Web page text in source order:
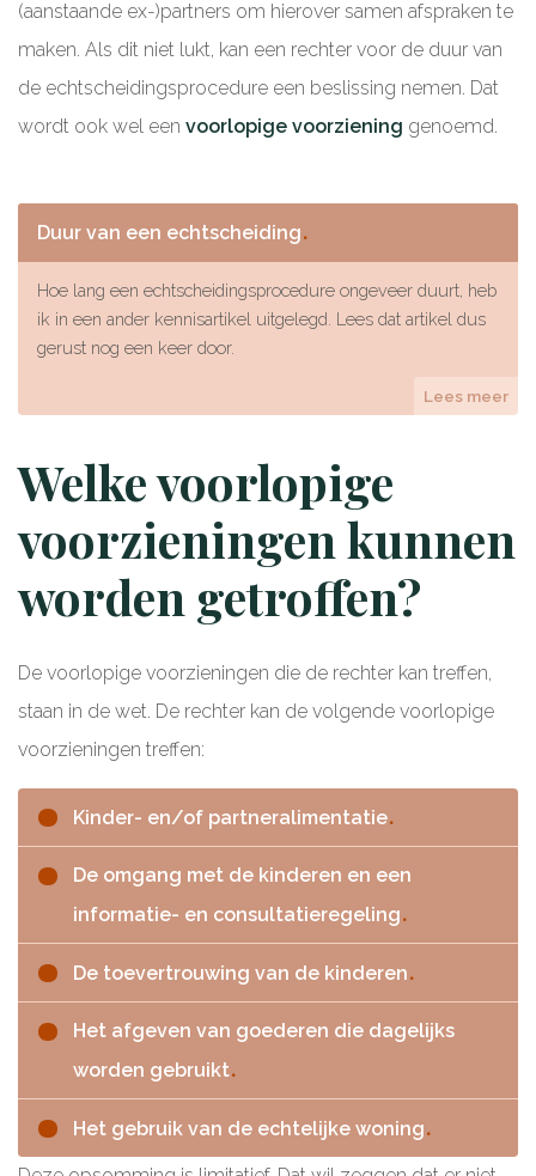
(aanstaande ex-)partners om hierover samen afspraken te
maken. Als dit niet lukt, kan een rechter voor de duur van
de echtscheidingsprocedure een beslissing nemen. Dat
wordt ook wel een voorlopige voorziening genoemd.
Duur van een echtscheiding
Hoe lang een echtscheidingsprocedure ongeveer duurt, heb
ik in een ander kennisartikel uitgelegd. Lees dat artikel dus
gerust nog een keer door.
Lees meer
Welke voorlopige
voorzieningen kunnen
worden getroffen?
De voorlopige voorzieningen die de rechter kan treffen,
staan in de wet. De rechter kan de volgende voorlopige
voorzieningen treffen:
Kinder- en/of partneralimentatie
De omgang met de kinderen en een
informatie- en consultatieregeling
De toevertrouwing van de kinderen
Het afgeven van goederen die dagelijks
worden gebruikt
Het gebruik van de echtelijke woning